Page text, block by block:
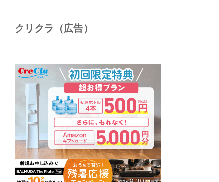
クリクラ（広告）